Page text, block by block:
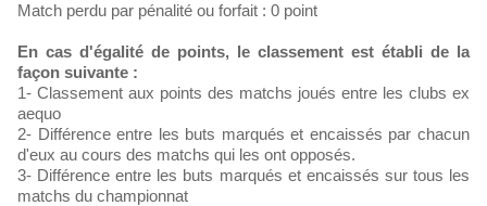
Match perdu par pénalité ou forfait : 0 point
En cas d'égalité de points, le classement est établi de la
façon suivante :
1- Classement aux points des matchs joués entre les clubs ex
aequo
2- Différence entre les buts marqués et encaissés par chacun
d'eux au cours des matchs qui les ont opposés.
3- Différence entre les buts marqués et encaissés sur tous les
matchs du championnat